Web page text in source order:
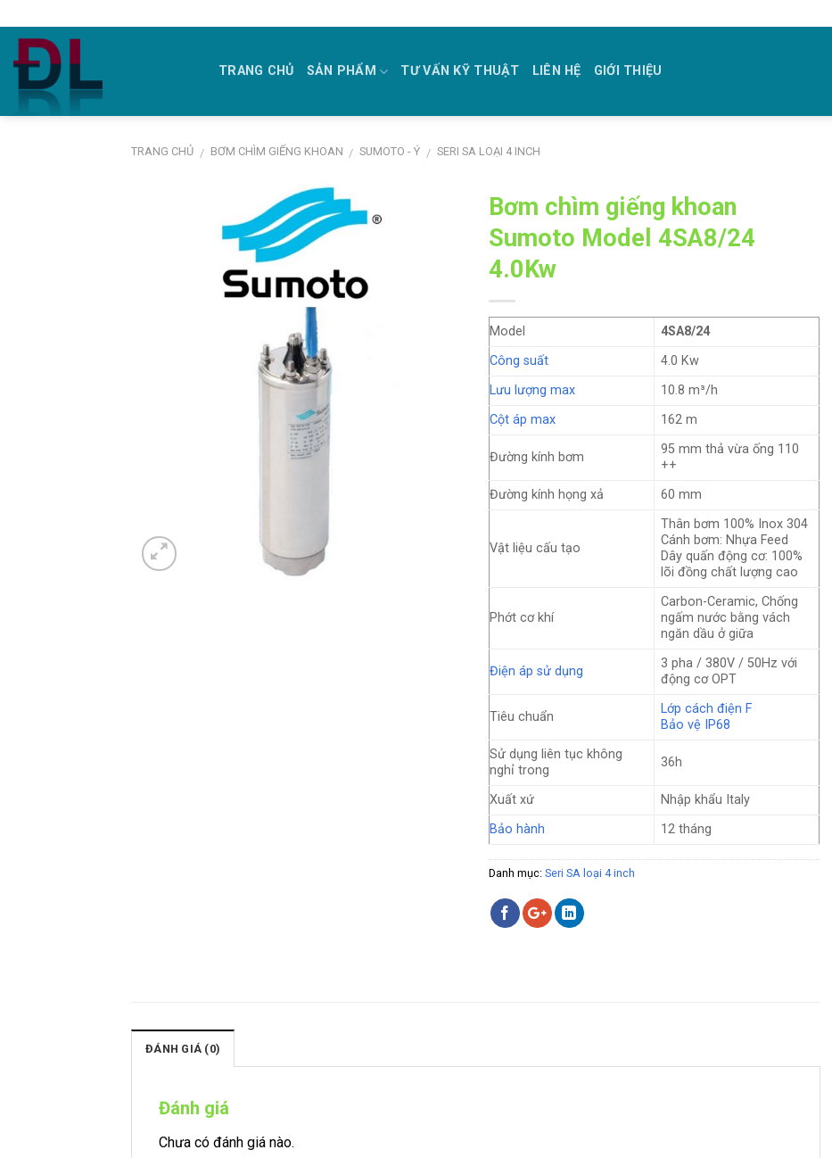
to
content
TRANG CHỦ SẢN PHẨM TƯ VẤN KỸ THUẬT LIÊN HỆ GIỚI THIỆU
TRANG CHỦ / BƠM CHÌM GIẾNG KHOAN / SUMOTO - Ý / SERI SA LOẠI 4 INCH
Bơm chìm giếng khoan
Sumoto Model 4SA8/24
4.0Kw
Model
4SA8/24
Công suất
4.0 Kw
Lưu lượng max
10.8 m³/h
Cột áp max
162 m
Đường kính bơm
95 mm thả vừa ống 110
++
Đường kính họng xả
60 mm
Vật liệu cấu tạo
Thân bơm 100% Inox 304
Cánh bơm: Nhựa Feed
Dây quấn động cơ: 100%
lõi đồng chất lượng cao
Phớt cơ khí
Carbon-Ceramic, Chống
ngấm nước bằng vách
ngăn dầu ở giữa
Điện áp sử dụng
3 pha / 380V / 50Hz với
động cơ OPT
Tiêu chuẩn
Lớp cách điện F
Bảo vệ IP68
Sử dụng liên tục không
nghỉ trong
36h
Xuất xứ
Nhập khẩu Italy
Bảo hành
12 tháng
Danh mục:Seri SA loại 4 inch
ĐÁNH GIÁ (0)
Đánh giá
Chưa có đánh giá nào.